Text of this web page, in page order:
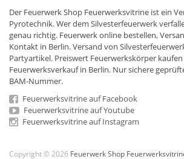
Der Feuerwerk Shop Feuerwerksvitrine ist ein
Pyrotechnik. Wer dem Silvesterfeuerwerk
genau richtig. Feuerwerk online bestellen,
Kontakt in Berlin. Versand von
Partyartikel. Preiswert Feuerwerkskörper
Feuerwerksverkauf in Berlin. Nur sichere
BAM-Nummer.
Feuerwerksvitrine auf Facebook
Feuerwerksvitrine auf Youtube
Feuerwerksvitrine auf Instagram
Copyright © 2026 Feuerwerk Shop